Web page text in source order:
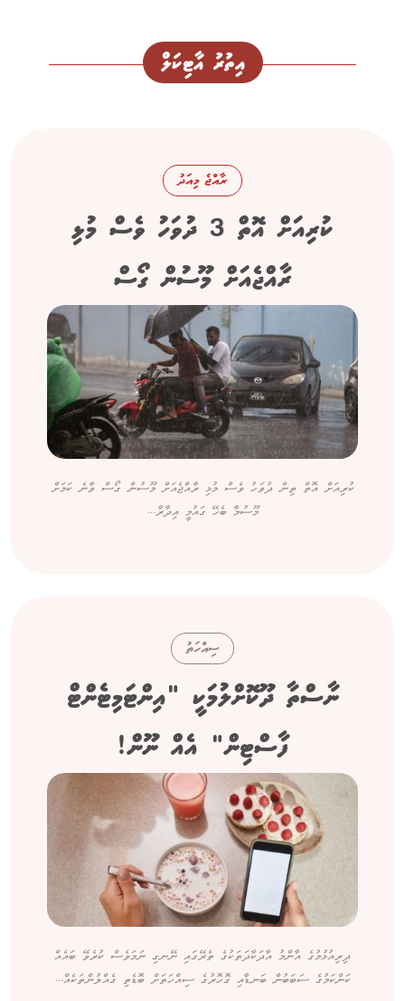
އިތުރު އާޓިކަލް
ރާއްޖެ މިއަދު
ކުރިއަށް އޮތް 3 ދުވަހު ވެސް މުޅި
ރާއްޖެއަށް މޫސުން ގޯސް
ކުރިއަށް އޮތް ތިން ދުވަހު ވެސް މުޅި ރާއްޖެއަށް މޫސުން ގޯސް ވާނެ ކަމަށް
މޫސުމާ ބެހޭ ގައުމީ އިދާރާ...
ސިއްހަތު
ނާސްތާ ދޫކޮށްލުމަކީ "އިންޓަމިޓެންޓް
ފާސްޓިން" އެއް ނޫން!
ދިރިއުޅުމުގެ އާންމު އާދަކާދަތަކުގެ ތެރޭގައި ނޭނގި ނަމަވެސް ކުރެވޭ ބައެއް
ކަންކަމުގެ ސަބަބުން ބަނޑާއި ގޮހޮރުގެ ސިއްހަތަށް ބޮޑެތި ގެއްލުންތަކެއް...